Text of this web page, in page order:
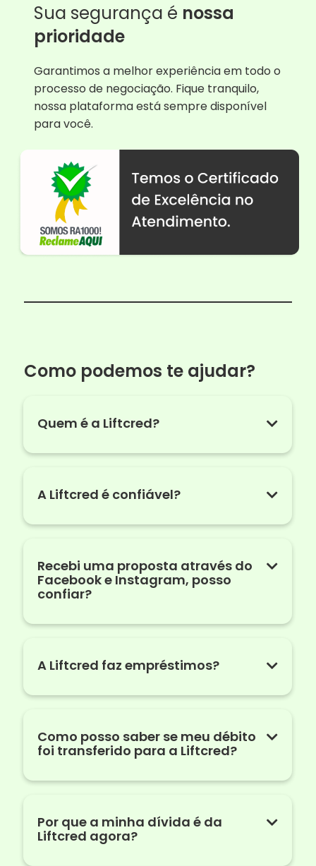
Sua segurança é nossa
prioridade
Garantimos a melhor experiência em todo o
processo de negociação. Fique tranquilo,
nossa plataforma está sempre disponível
para você.
Como podemos te ajudar?
Quem é a Liftcred?
A Liftcred é confiável?
Recebi uma proposta através do
Facebook e Instagram, posso
confiar?
A Liftcred faz empréstimos?
Como posso saber se meu débito
foi transferido para a Liftcred?
Por que a minha dívida é da
Liftcred agora?